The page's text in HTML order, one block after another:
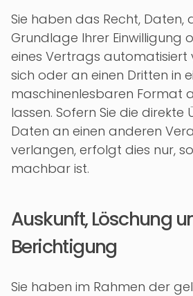
Sie haben das Recht, Daten,
Grundlage Ihrer Einwilligung
eines Vertrags automatisiert
sich oder an einen Dritten in
maschinenlesbaren Format
lassen. Sofern Sie die
Daten an einen anderen
verlangen, erfolgt dies nur,
machbar ist.
Auskunft, Löschung
Berichtigung
Sie haben im Rahmen der